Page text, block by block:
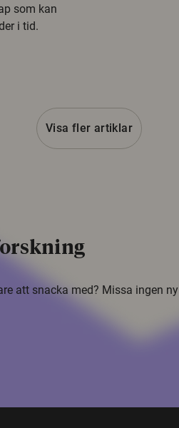
som kan
i tid.
Visa fler artiklar
att snacka med? Missa ingen ny